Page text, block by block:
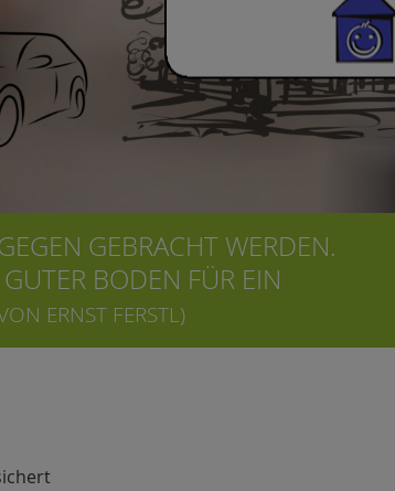
GEBRACHT WERDEN.
BODEN FÜR EIN
ERNST FERSTL)